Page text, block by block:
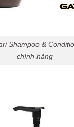
Shampoo &
chính hãng